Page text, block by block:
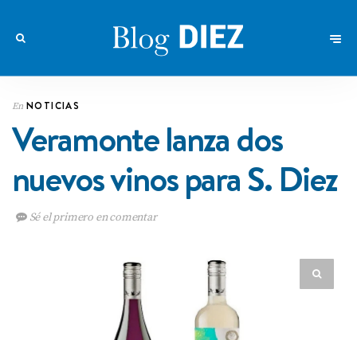
En NOTICIAS
Veramonte lanza dos
nuevos vinos para S. Diez
Sé el primero en comentar